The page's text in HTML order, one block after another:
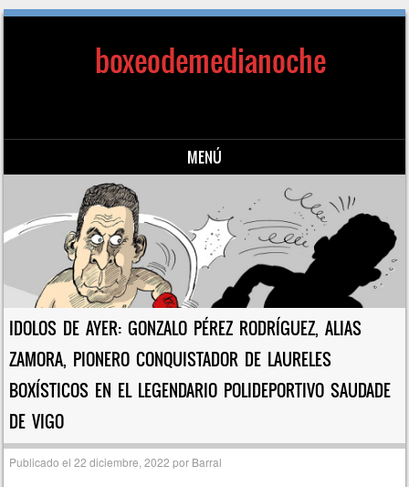
boxeodemedianoche
MENÚ
Saltar al contenido
IDOLOS DE AYER: GONZALO PÉREZ RODRÍGUEZ, ALIAS
ZAMORA, PIONERO CONQUISTADOR DE LAURELES
BOXÍSTICOS EN EL LEGENDARIO POLIDEPORTIVO SAUDADE
DE VIGO
Publicado el22 diciembre, 2022 por Barral